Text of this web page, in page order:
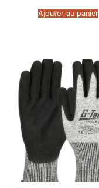
Ajouter au panier